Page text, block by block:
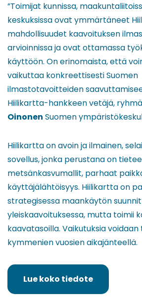
”Toimijat kunnissa,
keskuksissa ovat ymmärtäneet
mahdollisuudet kaavoituksen
arvioinnissa ja ovat ottamassa
käyttöön. On erinomaista, että
vaikuttaa konkreettisesti Suomen
ilmastotavoitteiden
Hiilikartta-hankkeen vetäjä,
Oinonen Suomen
Hiilikartta on avoin ja ilmainen,
sovellus, jonka perustana on
metsänkasvumallit, parhaat
käyttäjälähtöisyys. Hiilikartta on
strategisessa maankäytön
yleiskaavoituksessa, mutta toimii
kaavatasoilla. Vaikutuksia
kymmenien vuosien aikajänteellä.
Lue koko tiedote
(siirryt